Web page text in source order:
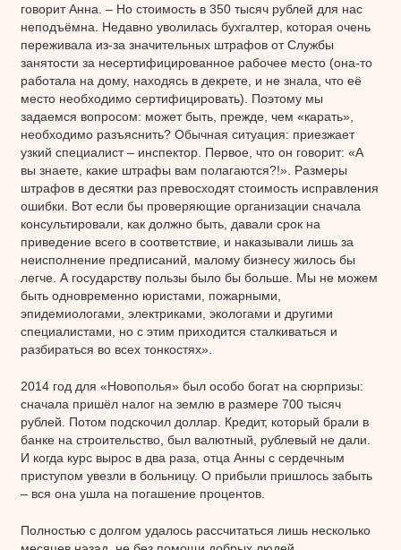
говорит Анна. – Но стоимость в 350 тысяч рублей для нас
неподъёмна. Недавно уволилась бухгалтер, которая очень
переживала из-за значительных штрафов от Службы
занятости за несертифицированное рабочее место (она-то
работала на дому, находясь в декрете, и не знала, что её
место необходимо сертифицировать). Поэтому мы
задаемся вопросом: может быть, прежде, чем «карать»,
необходимо разъяснить? Обычная ситуация: приезжает
узкий специалист – инспектор. Первое, что он говорит: «А
вы знаете, какие штрафы вам полагаются?!». Размеры
штрафов в десятки раз превосходят стоимость исправления
ошибки. Вот если бы проверяющие организации сначала
консультировали, как должно быть, давали срок на
приведение всего в соответствие, и наказывали лишь за
неисполнение предписаний, малому бизнесу жилось бы
легче. А государству пользы было бы больше. Мы не можем
быть одновременно юристами, пожарными,
эпидемиологами, электриками, экологами и другими
специалистами, но с этим приходится сталкиваться и
разбираться во всех тонкостях».
2014 год для «Новополья» был особо богат на сюрпризы:
сначала пришёл налог на землю в размере 700 тысяч
рублей. Потом подскочил доллар. Кредит, который брали в
банке на строительство, был валютный, рублевый не дали.
И когда курс вырос в два раза, отца Анны с сердечным
приступом увезли в больницу. О прибыли пришлось забыть
– вся она ушла на погашение процентов.
Полностью с долгом удалось рассчитаться лишь несколько